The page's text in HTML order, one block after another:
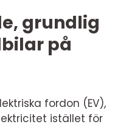
grundlig
på
fordon (EV),
istället för